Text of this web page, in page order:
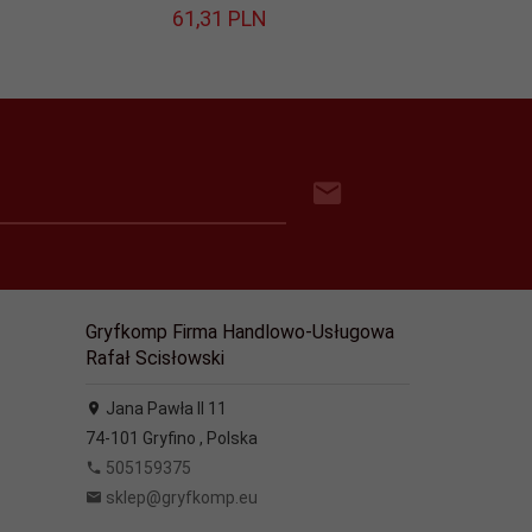
61,31 PLN
Gryfkomp Firma Handlowo-Usługowa
Rafał Scisłowski
Jana Pawła II 11
74-101 Gryfino , Polska
505159375
sklep@gryfkomp.eu